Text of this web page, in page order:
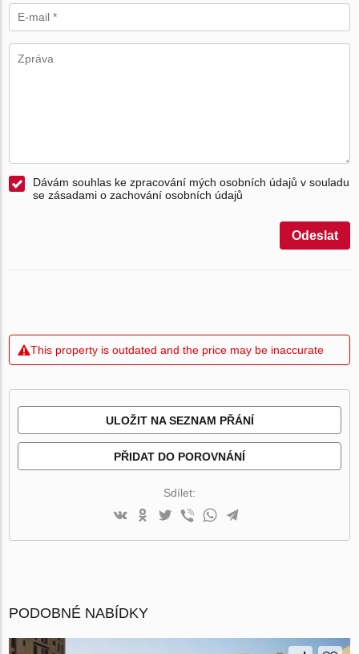
Dávám souhlas ke zpracování mých osobních údajů v souladu
se zásadami o zachování osobních údajů
Odeslat
This property is outdated and the price may be inaccurate
ULOŽIT NA SEZNAM PŘÁNÍ
PŘIDAT DO POROVNÁNÍ
Sdílet:
PODOBNÉ NABÍDKY